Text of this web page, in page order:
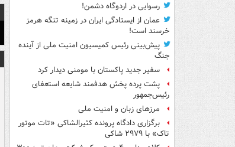
رسوایی در اردوگاه دشمن!
عمان از ایستادگی ایران در زمینه تنگه هرمز
خرسند است!
پیش‌بینی رئیس کمیسیون امنیت ملی از آینده
جنگ
سفیر جدید پاکستان با مومنی دیدار کرد
پشت پرده پخش هدفمند شایعه استعفای
رئیس‌جمهور
مرزهای زبان و امنیت ملی
برگزاری دادگاه پرونده کثیرالشاکی «تات موتور
تاک» با ۲۹۷۹ شاکی